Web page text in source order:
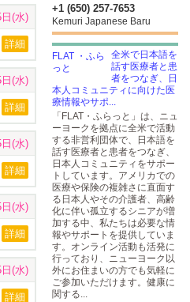
(水)
詳細
(水)
詳細
(水)
詳細
(水)
詳細
(水)
詳細
+1 (650) 257-7653
Kemuri Japanese Baru
全米で日本語を
話す医療者と患
者をつなぎ、日
本人コミュニティに向けた医
療情報やサポ...
「FLAT・ふらっと」は、ニュ
ーヨークを拠点に全米で活動
する非営利団体で、日本語を
話す医療者と患者をつなぎ、
日本人コミュニティをサポー
トしています。アメリカでの
医療や保険の複雑さに直面す
る日本人やその介護者、高齢
化に伴い孤立するシニアが増
加する中、私たちは必要な情
報やサポートを提供していま
す。オンライン活動も活発に
行っており、ニューヨーク以
外にお住まいの方でも気軽に
ご参加いただけます。健康に
関する...